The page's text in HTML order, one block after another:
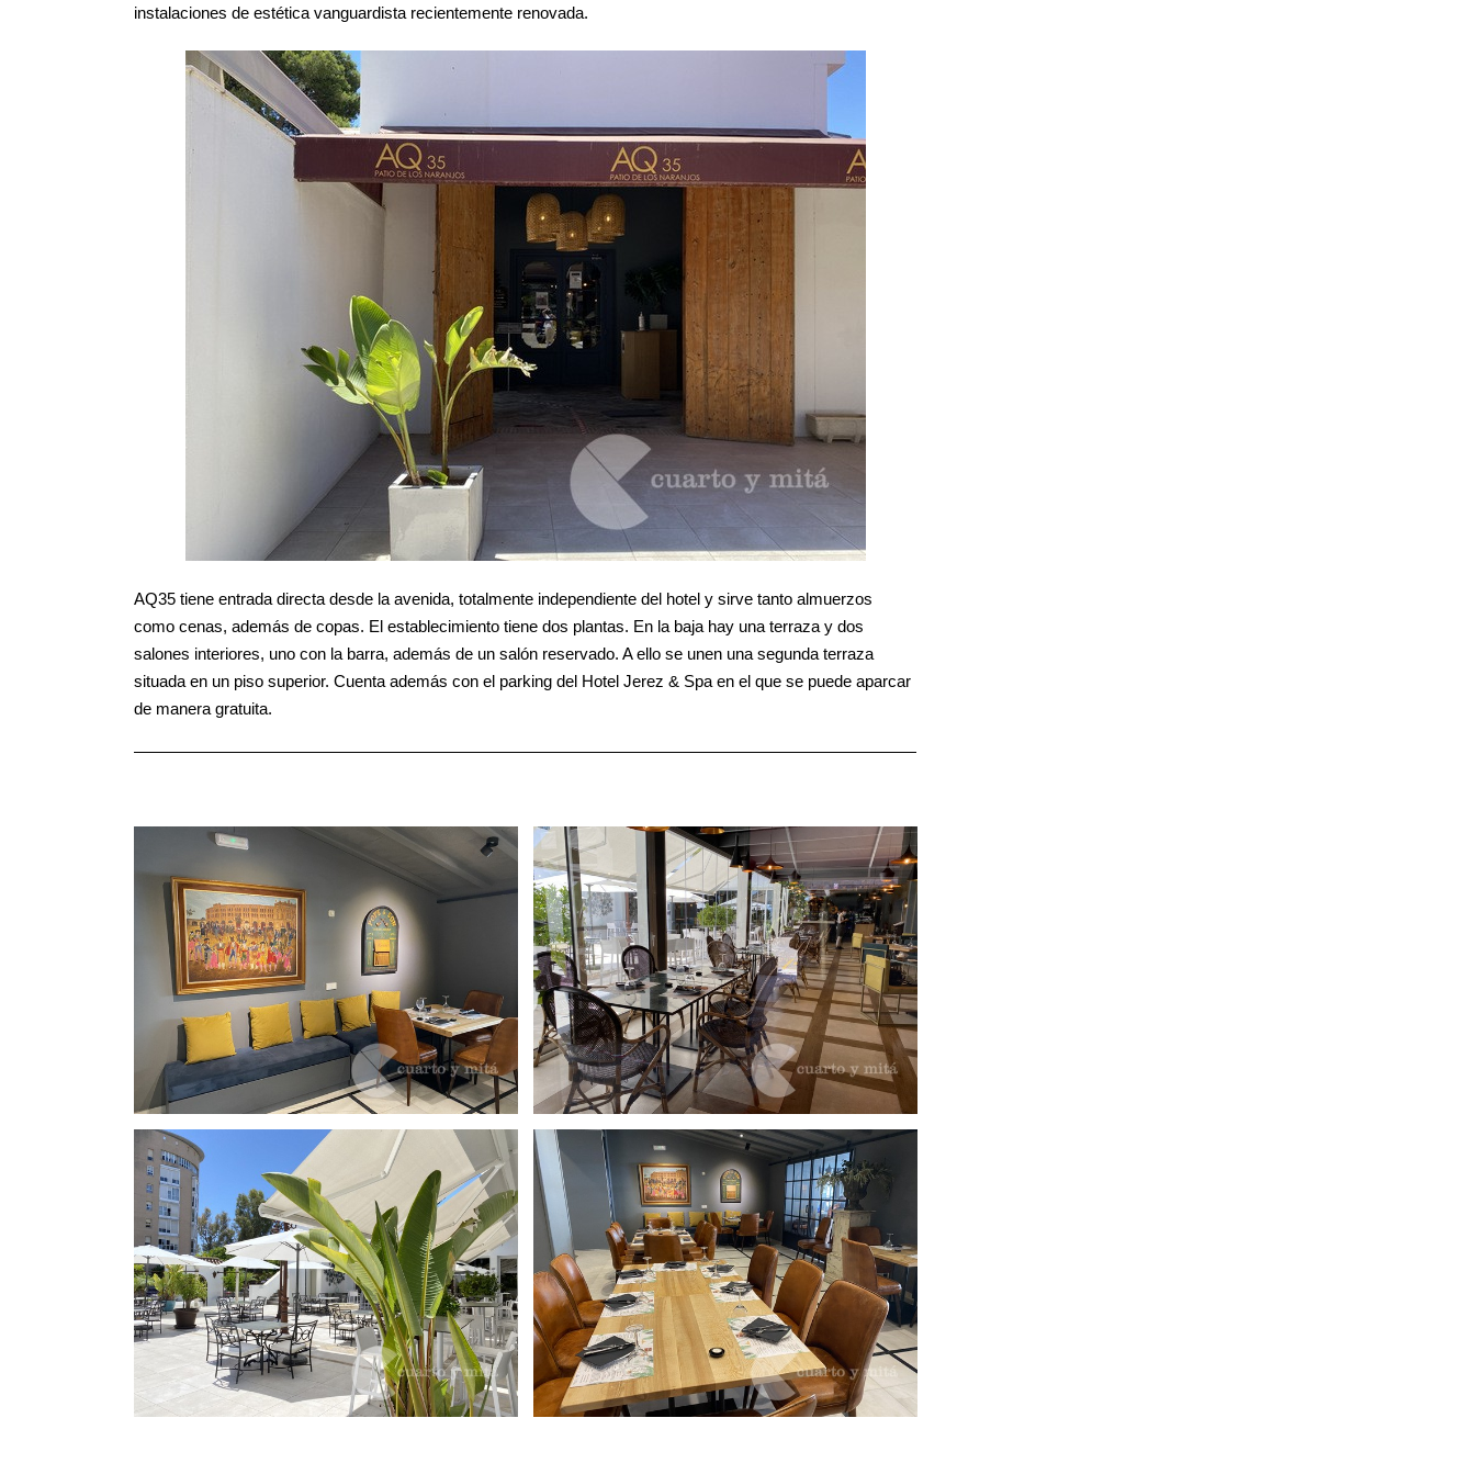
instalaciones de estética vanguardista recientemente renovada.
AQ35 tiene entrada directa desde la avenida, totalmente independiente del hotel y sirve tanto almuerzos
como cenas, además de copas. El establecimiento tiene dos plantas. En la baja hay una terraza y dos
salones interiores, uno con la barra, además de un salón reservado. A ello se unen una segunda terraza
situada en un piso superior. Cuenta además con el parking del Hotel Jerez & Spa en el que se puede aparcar
de manera gratuita.